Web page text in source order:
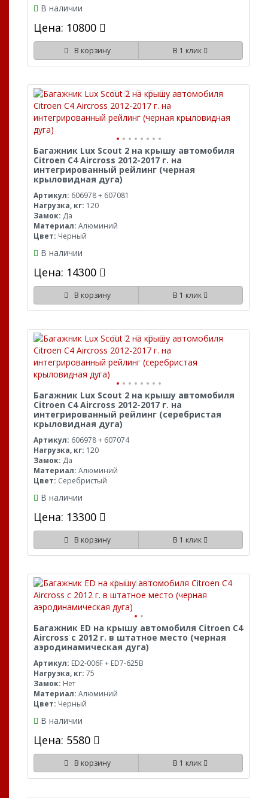
В наличии
Цена: 10800
В корзину В 1 клик
Багажник Lux Scout 2 на крышу автомобиля
Citroen C4 Aircross 2012-2017 г. на
интегрированный рейлинг (черная
крыловидная дуга)
Артикул: 606978 + 607081
Нагрузка, кг: 120
Замок: Да
Материал: Алюминий
Цвет: Черный
В наличии
Цена: 14300
В корзину В 1 клик
Багажник Lux Scout 2 на крышу автомобиля
Citroen C4 Aircross 2012-2017 г. на
интегрированный рейлинг (серебристая
крыловидная дуга)
Артикул: 606978 + 607074
Нагрузка, кг: 120
Замок: Да
Материал: Алюминий
Цвет: Серебристый
В наличии
Цена: 13300
В корзину В 1 клик
Багажник ED на крышу автомобиля Citroen C4
Aircross с 2012 г. в штатное место (черная
аэродинамическая дуга)
Артикул: ED2-006F + ED7-625B
Нагрузка, кг: 75
Замок: Нет
Материал: Алюминий
Цвет: Черный
В наличии
Цена: 5580
В корзину В 1 клик